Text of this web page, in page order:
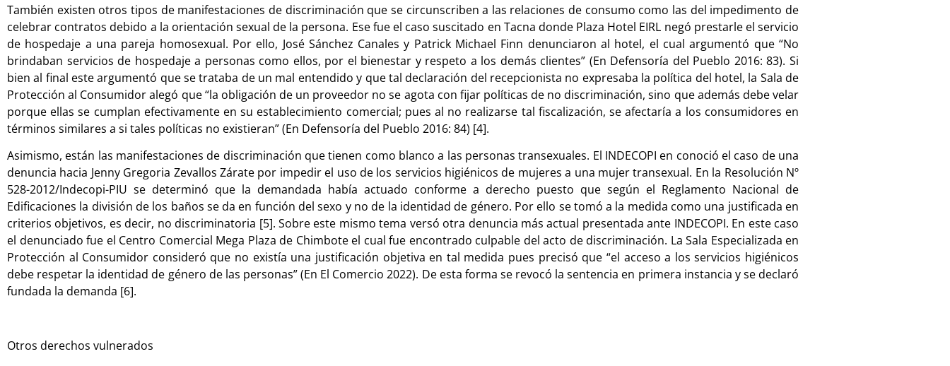
También existen otros tipos de manifestaciones de discriminación que se circunscriben a las relaciones de consumo como las del impedimento de
celebrar contratos debido a la orientación sexual de la persona. Ese fue el caso suscitado en Tacna donde Plaza Hotel EIRL negó prestarle el servicio
de hospedaje a una pareja homosexual. Por ello, José Sánchez Canales y Patrick Michael Finn denunciaron al hotel, el cual argumentó que “No
brindaban servicios de hospedaje a personas como ellos, por el bienestar y respeto a los demás clientes” (En Defensoría del Pueblo 2016: 83). Si
bien al final este argumentó que se trataba de un mal entendido y que tal declaración del recepcionista no expresaba la política del hotel, la Sala de
Protección al Consumidor alegó que “la obligación de un proveedor no se agota con fijar políticas de no discriminación, sino que además debe velar
porque ellas se cumplan efectivamente en su establecimiento comercial; pues al no realizarse tal fiscalización, se afectaría a los consumidores en
términos similares a si tales políticas no existieran” (En Defensoría del Pueblo 2016: 84) [4].
Asimismo, están las manifestaciones de discriminación que tienen como blanco a las personas transexuales. El INDECOPI en conoció el caso de una
denuncia hacia Jenny Gregoria Zevallos Zárate por impedir el uso de los servicios higiénicos de mujeres a una mujer transexual. En la Resolución Nº
528-2012/Indecopi-PIU se determinó que la demandada había actuado conforme a derecho puesto que según el Reglamento Nacional de
Edificaciones la división de los baños se da en función del sexo y no de la identidad de género. Por ello se tomó a la medida como una justificada en
criterios objetivos, es decir, no discriminatoria [5]. Sobre este mismo tema versó otra denuncia más actual presentada ante INDECOPI. En este caso
el denunciado fue el Centro Comercial Mega Plaza de Chimbote el cual fue encontrado culpable del acto de discriminación. La Sala Especializada en
Protección al Consumidor consideró que no existía una justificación objetiva en tal medida pues precisó que “el acceso a los servicios higiénicos
debe respetar la identidad de género de las personas” (En El Comercio 2022). De esta forma se revocó la sentencia en primera instancia y se declaró
fundada la demanda [6].
Otros derechos vulnerados